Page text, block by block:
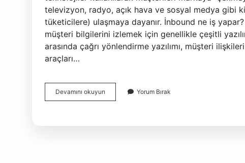
televizyon, radyo, açık hava ve sosyal medya gibi
tüketicilere) ulaşmaya dayanır. İnbound ne iş
müşteri bilgilerini izlemek için genellikle çeşitli
arasında çağrı yönlendirme yazılımı, müşteri
araçları…
Devamını okuyun Outbound
Ne
Yorum Bırak